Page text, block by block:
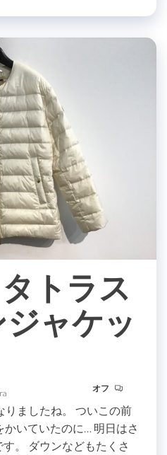
トラス
ャケッ
オフ
りましたね。 ついこの前
かいていたのに… 明日はさ
。 ダウンなどもたくさ